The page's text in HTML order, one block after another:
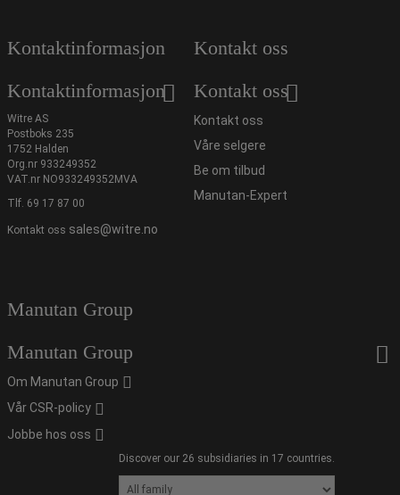
Kontaktinformasjon
Kontaktinformasjon
Witre AS
Postboks 235
1752 Halden
Org.nr 933249352
VAT.nr NO933249352MVA
Tlf. 69 17 87 00
Kontakt oss sales@witre.no
Kontakt oss
Kontakt oss
Kontakt oss
Våre selgere
Be om tilbud
Manutan-Expert
Manutan Group
Manutan Group
Om Manutan Group
Vår CSR-policy
Jobbe hos oss
Discover our 26 subsidiaries in 17 countries.